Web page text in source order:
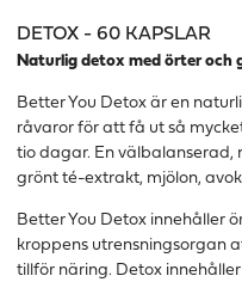
DETOX - 60 KAPSLAR
Naturlig detox med örter och
Better You Detox är en
råvaror för att få ut så
tio dagar. En välbalanserad,
grönt té-extrakt, mjölon,
Better You Detox innehåller
kroppens utrensningsorgan
tillför näring. Detox